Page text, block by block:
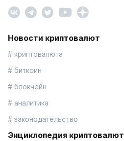
Новости криптовалют
# криптовалюта
# биткоин
# блокчейн
# аналитика
# законодательство
Энциклопедия криптовалют